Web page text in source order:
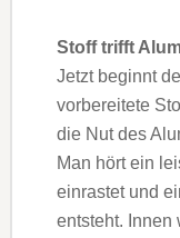
Stoff trifft
Jetzt beginnt
vorbereitete
die Nut des
Man hört ein
einrastet und
entsteht. Innen